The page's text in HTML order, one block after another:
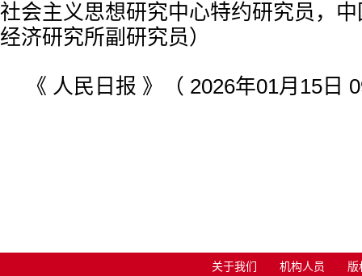
社会主义思想研究中心特约研究员，
经济研究所副研究员）
《 人民日报 》（ 2026年01月15日
关于我们 机构人员 版